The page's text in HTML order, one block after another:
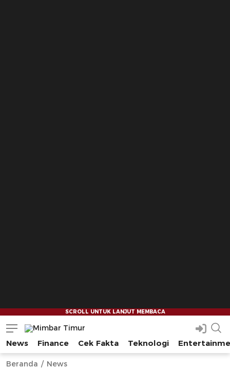
Mimbar Timur
Media Berjaringan Indonesia Timur
News Finance Cek Fakta Teknologi
Beranda News
--
--